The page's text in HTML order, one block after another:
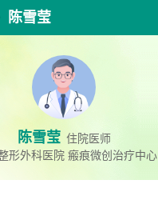
陈雪莹
陈雪莹 住院医师
形外科医院 瘢痕微创治疗中心